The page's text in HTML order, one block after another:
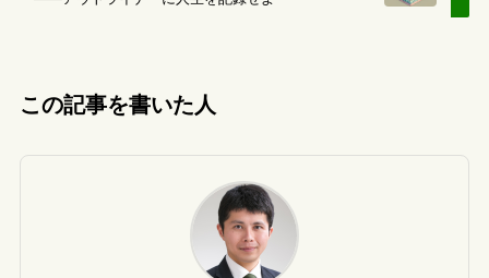
この記事を書いた人